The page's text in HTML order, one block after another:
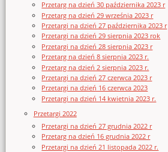
Przetarg na dzień 30 października 2023 r
Przetarg na dzień 29 września 2023 r
Przetargi na dzień 27 października 2023 r
Przetargi na dzień 29 sierpnia 2023 rok
Przetargi na dzień 28 sierpnia 2023 r
Przetarg na dzień 8 sierpnia 2023 r.
Przetarg na dzień 2 sierpnia 2023 r.
Przetargi na dzień 27 czerwca 2023 r
Przetargi na dzień 16 czerwca 2023
Przetargi na dzień 14 kwietnia 2023 r.
Przetargi 2022
Przetargi na dzień 27 grudnia 2022 r
Przetarg na dzień 16 grudnia 2022 r
Przetargi na dzień 21 listopada 2022 r.